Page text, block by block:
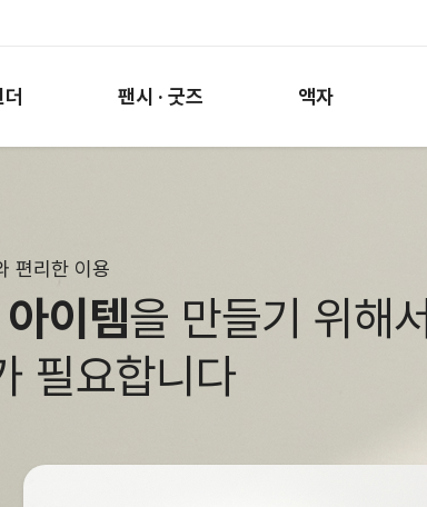
팬시 · 굿즈 액자
편리한 이용
이템을 만들기 위해서
필요합니다